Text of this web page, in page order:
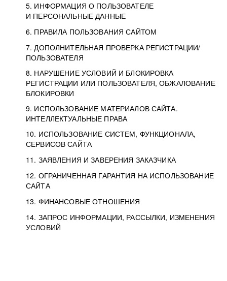
5. ИНФОРМАЦИЯ О ПОЛЬЗОВАТЕЛЕ
И ПЕРСОНАЛЬНЫЕ ДАННЫЕ
6. ПРАВИЛА ПОЛЬЗОВАНИЯ САЙТОМ
7. ДОПОЛНИТЕЛЬНАЯ ПРОВЕРКА РЕГИСТРАЦИИ/
ПОЛЬЗОВАТЕЛЯ
8. НАРУШЕНИЕ УСЛОВИЙ И БЛОКИРОВКА
РЕГИСТРАЦИИ ИЛИ ПОЛЬЗОВАТЕЛЯ, ОБЖАЛОВАНИЕ
БЛОКИРОВКИ
9. ИСПОЛЬЗОВАНИЕ МАТЕРИАЛОВ САЙТА.
ИНТЕЛЛЕКТУАЛЬНЫЕ ПРАВА
10. ИСПОЛЬЗОВАНИЕ СИСТЕМ, ФУНКЦИОНАЛА,
СЕРВИСОВ САЙТА
11. ЗАЯВЛЕНИЯ И ЗАВЕРЕНИЯ ЗАКАЗЧИКА
12. ОГРАНИЧЕННАЯ ГАРАНТИЯ НА ИСПОЛЬЗОВАНИЕ
САЙТА
13. ФИНАНСОВЫЕ ОТНОШЕНИЯ
14. ЗАПРОС ИНФОРМАЦИИ, РАССЫЛКИ, ИЗМЕНЕНИЯ
УСЛОВИЙ